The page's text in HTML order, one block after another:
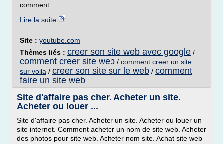
comment...
Lire la suite
Site : youtube.com
Thèmes liés : creer son site web avec google /
comment creer site web / comment creer un site
sur voila / creer son site sur le web / comment
faire un site web
Site d'affaire pas cher. Acheter un site.
Acheter ou louer ...
Site d'affaire pas cher. Acheter un site. Acheter ou louer un
site internet. Comment acheter un nom de site web. Acheter
des photos pour site web. Acheter nom site. Achat site web